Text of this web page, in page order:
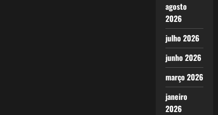
agosto
2026
julho 2026
junho 2026
março 2026
janeiro
2026